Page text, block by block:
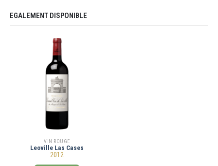
EGALEMENT DISPONIBLE
VIN ROUGE
Leoville Las Cases
2012